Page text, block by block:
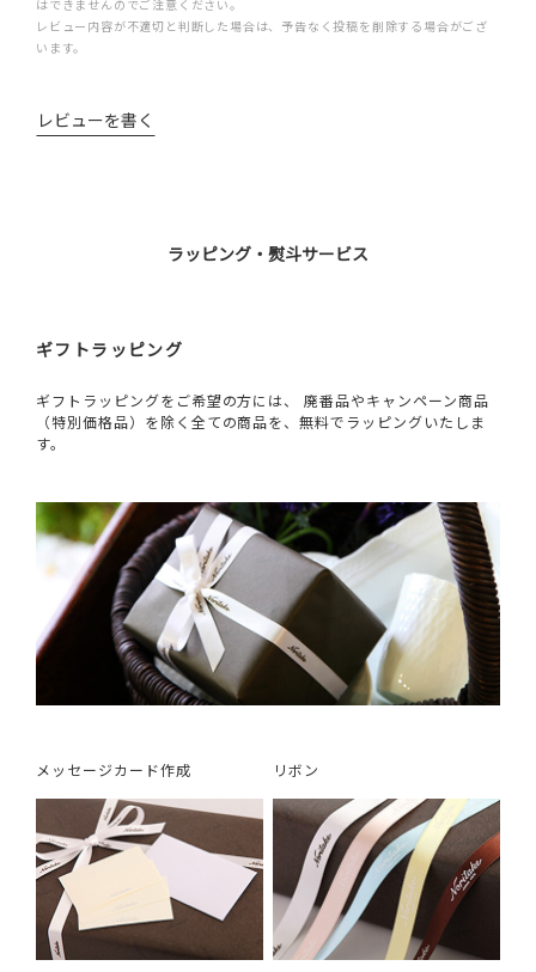
はできませんのでご注意ください。
レビュー内容が不適切と判断した場合は、予告なく投稿を削除する場合がござ
います。
レビューを書く
ラッピング・熨斗サービス
ギフトラッピング
ギフトラッピングをご希望の方には、 廃番品やキャンペーン商品
（特別価格品）を除く全ての商品を、無料でラッピングいたしま
す。
メッセージカード作成 リボン